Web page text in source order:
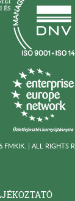
FMKIK. | ALL RIGHTS